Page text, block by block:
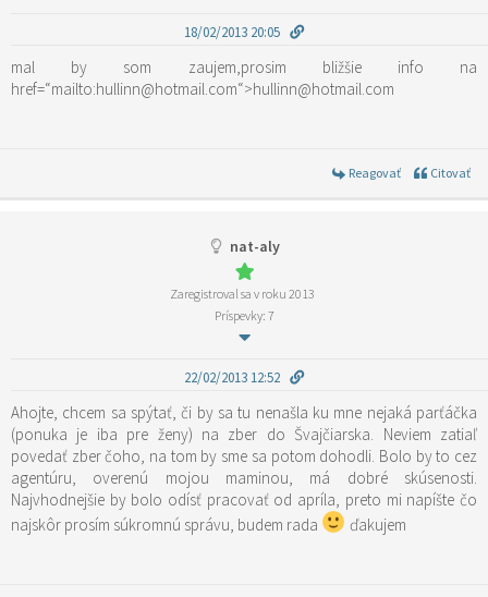
18/02/2013 20:05
mal by som zaujem,prosim bližšie info na
href=“mailto:hullinn@hotmail.com“>hullinn@hotmail.com
Reagovať Citovať
nat-aly
Zaregistroval sa v roku 2013
Príspevky: 7
22/02/2013 12:52
Ahojte, chcem sa spýtať, či by sa tu nenašla ku mne nejaká parťáčka
(ponuka je iba pre ženy) na zber do Švajčiarska. Neviem zatiaľ
povedať zber čoho, na tom by sme sa potom dohodli. Bolo by to cez
agentúru, overenú mojou maminou, má dobré skúsenosti.
Najvhodnejšie by bolo odísť pracovať od apríla, preto mi napíšte čo
najskôr prosím súkromnú správu, budem rada
ďakujem